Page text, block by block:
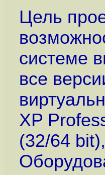
Цель
системе
все
XP
(32/64